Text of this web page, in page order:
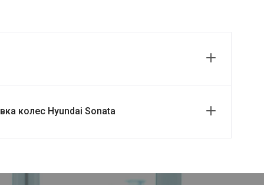
колес Hyundai Sonata